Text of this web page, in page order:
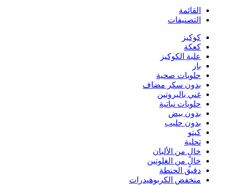
القائمة
التصنيفات
كوكيز
كعكة
علبة الكوكيز
بار
حلويات صحية
بدون سكر مضاف
غني بالبروتين
حلويات نباتية
بدون بيض
بدون حليب
كيتو
تحلية
خالٍ من الألبان
خالٍ من الغلوتين
دقيق الحنطة
منخفض الكربوهيدرات